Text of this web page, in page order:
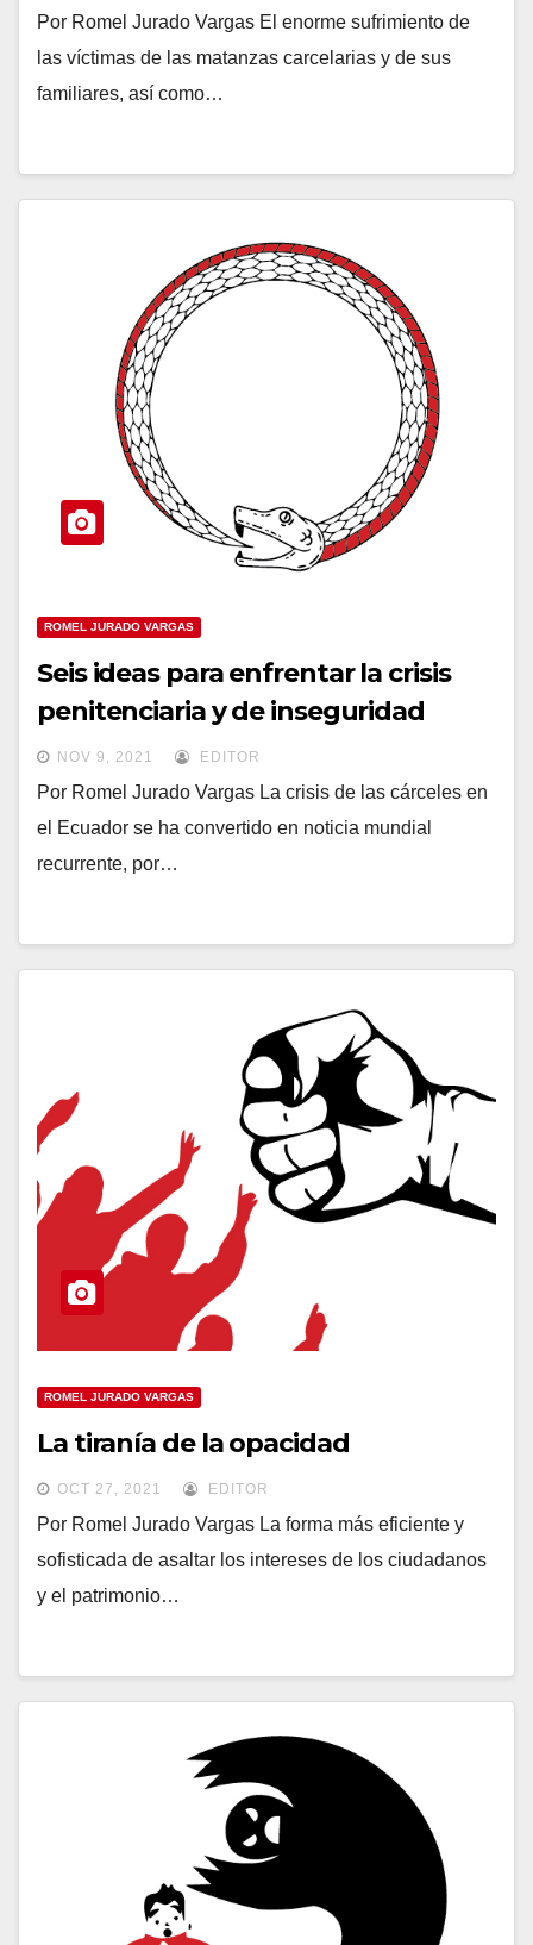
Por Romel Jurado Vargas El enorme sufrimiento de
las víctimas de las matanzas carcelarias y de sus
familiares, así como…
ROMEL JURADO VARGAS
Seis ideas para enfrentar la crisis
penitenciaria y de inseguridad
NOV 9, 2021 EDITOR
Por Romel Jurado Vargas La crisis de las cárceles en
el Ecuador se ha convertido en noticia mundial
recurrente, por…
ROMEL JURADO VARGAS
La tiranía de la opacidad
OCT 27, 2021 EDITOR
Por Romel Jurado Vargas La forma más eficiente y
sofisticada de asaltar los intereses de los ciudadanos
y el patrimonio…